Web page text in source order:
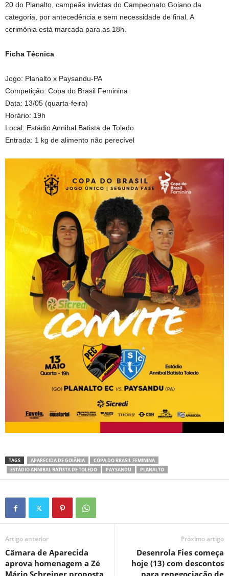
20 do Planalto, campeãs invictas do Campeonato Goiano da
categoria, por antecedência e sem necessidade de final. A
cerimônia está marcada para as 18h.
Ficha Técnica
Jogo: Planalto x Paysandu-PA
Competição: Copa do Brasil Feminina
Data: 13/05 (quarta-feira)
Horário: 19h
Local: Estádio Annibal Batista de Toledo
Entrada: 1 kg de alimento não perecível
TAGS APARECIDA DE GOIÂNIA
COPA DO BRASIL FEMININA
ESTÁDIO ANNIBAL BATISTA DE TOLEDO
PAYSANDU PLANALTO
Artigo anterior
Câmara de Aparecida
aprova homenagem a Zé
Próximo artigo
Desenrola Fies começa
hoje (13) com descontos